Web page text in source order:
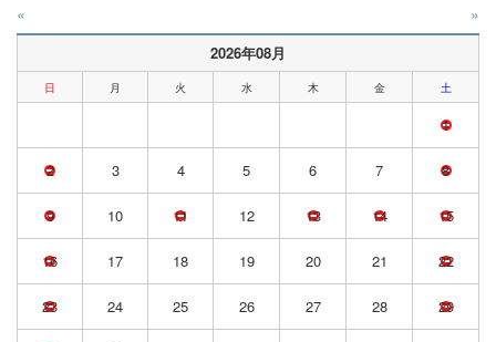
« »
2026年08月
日 月 火 水 木 金 土
1
2 3 4 5 6 7 8
9 10 11 12 13 14 15
16 17 18 19 20 21 22
23 24 25 26 27 28 29